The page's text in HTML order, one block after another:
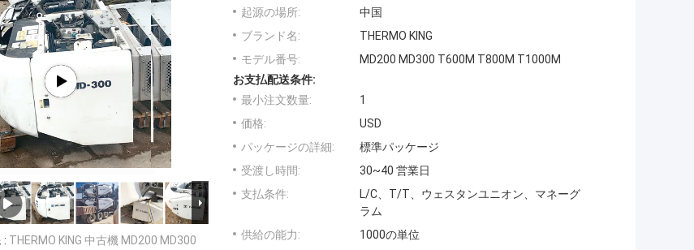
: THERMO KING 中古機 MD200 MD300
起源の場所:
中国
ブランド名:
THERMO KING
モデル番号:
MD200 MD300 T600M T800M T1000M
お支払配送条件:
最小注文数量:
1
価格:
USD
パッケージの詳細:
標準パッケージ
受渡し時間:
30~40 営業日
支払条件:
L/C、T/T、ウェスタンユニオン、マネーグ
ラム
供給の能力:
1000の単位